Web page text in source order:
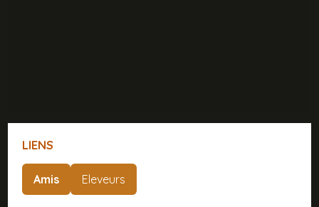
LIENS
Amis Eleveurs